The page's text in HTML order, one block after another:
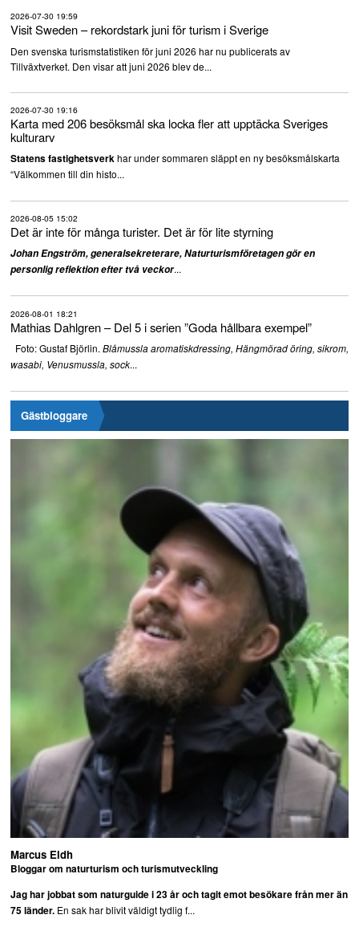
2026-07-30 19:59
Visit Sweden – rekordstark juni för turism i Sverige
Den svenska turismstatistiken för juni 2026 har nu publicerats av
Tillväxtverket. Den visar att juni 2026 blev de...
2026-07-30 19:16
Karta med 206 besöksmål ska locka fler att upptäcka Sveriges
kulturarv
Statens fastighetsverkhar under sommaren släppt en ny besöksmålskarta
“Välkommen till din histo...
2026-08-05 15:02
Det är inte för många turister. Det är för lite styrning
Johan Engström, generalsekreterare, Naturturismföretagen gör en
personlig reflektion efter två veckor...
2026-08-01 18:21
Mathias Dahlgren – Del 5 i serien ”Goda hållbara exempel”
Foto: Gustaf Björlin. Blåmussla aromatiskdressing, Hängmörad öring, sikrom,
wasabi, Venusmussla, sock...
Gästbloggare
Marcus Eldh
Bloggar om naturturism och turismutveckling
Jag har jobbat som naturguide i 23 år och tagit emot besökare från mer än
75 länder.En sak har blivit väldigt tydlig f...